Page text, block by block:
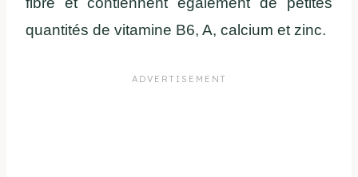
quantités de vitamine B6, A, calcium et zinc.